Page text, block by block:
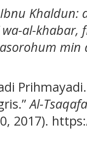
Khaldun:
al-khabar,
min
Al-
2017).